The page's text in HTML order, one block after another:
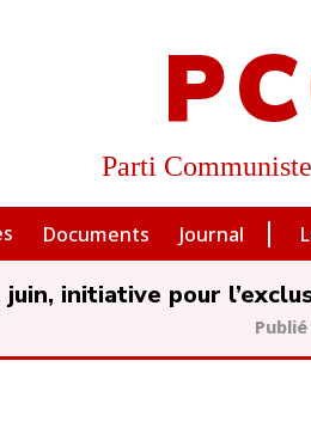
Parti
Documents Journal
juin, initiative pour